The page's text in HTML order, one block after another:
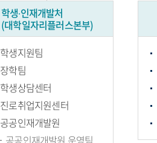
학생∙인재개발처
(대학일자리플러스본부)
학생지원팀
장학팀
학생상담센터
진로취업지원센터
공공인재개발원
공공인재개발원 운영팀